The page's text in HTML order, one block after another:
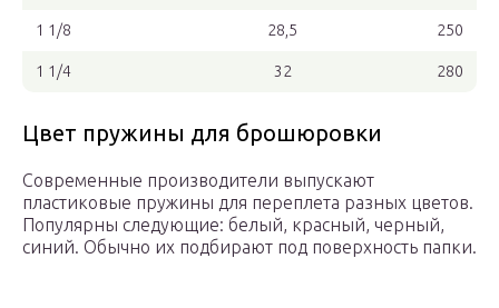
1 1/8 28,5 250
1 1/4 32 280
Цвет пружины для брошюровки
Современные производители выпускают
пластиковые пружины для переплета разных цветов.
Популярны следующие: белый, красный, черный,
синий. Обычно их подбирают под поверхность папки.